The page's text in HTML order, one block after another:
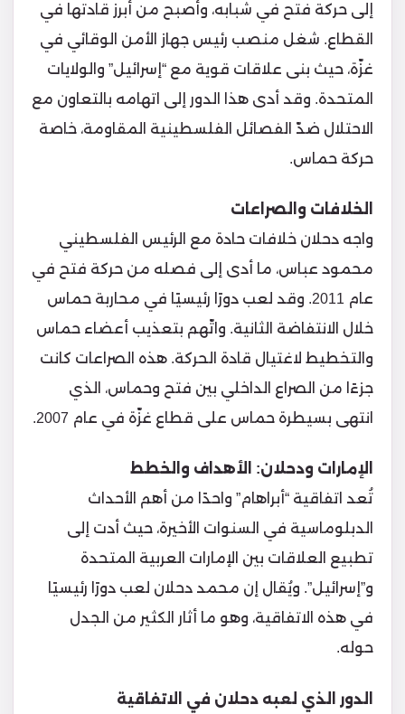
إلى حركة فتح في شبابه، وأصبح من أبرز قادتها في
القطاع. شغل منصب رئيس جهاز الأمن الوقائي في
غزّة، حيث بنى علاقات قوية مع “إسرائيل” والولايات
المتحدة. وقد أدى هذا الدور إلى اتهامه بالتعاون مع
الاحتلال ضدّ الفصائل الفلسطينية المقاومة، خاصة
حركة حماس.
الخلافات والصراعات
واجه دحلان خلافات حادة مع الرئيس الفلسطيني
محمود عباس، ما أدى إلى فصله من حركة فتح في
عام 2011. وقد لعب دورًا رئيسيًا في محاربة حماس
خلال الانتفاضة الثانية. واتّهم بتعذيب أعضاء حماس
والتخطيط لاغتيال قادة الحركة. هذه الصراعات كانت
جزءًا من الصراع الداخلي بين فتح وحماس، الذي
انتهى بسيطرة حماس على قطاع غزّة في عام 2007.
الإمارات ودحلان: الأهداف والخطط
تُعد اتفاقية “أبراهام” واحدًا من أهم الأحداث
الدبلوماسية في السنوات الأخيرة، حيث أدت إلى
تطبيع العلاقات بين الإمارات العربية المتحدة
و”إسرائيل”. ويُقال إن محمد دحلان لعب دورًا رئيسيًا
في هذه الاتفاقية، وهو ما أثار الكثير من الجدل
حوله.
الدور الذي لعبه دحلان في الاتفاقية